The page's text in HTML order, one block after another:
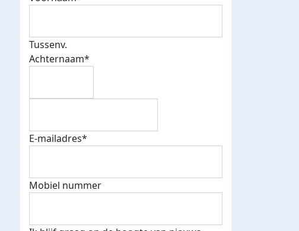
Tussenv.
Achternaam*
E-mailadres*
Mobiel nummer